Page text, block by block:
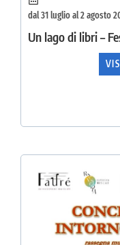
dal 31 luglio al 2 agosto
Un lago di libri –